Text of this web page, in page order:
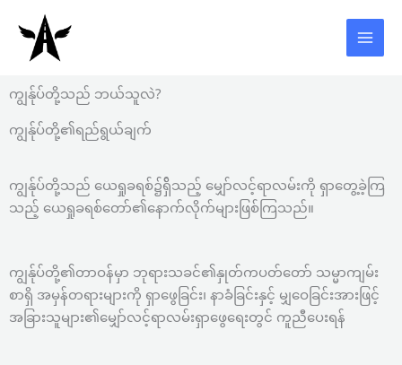
content
ကျွန်ုပ်တို့သည် ဘယ်သူလဲ?
ကျွန်ုပ်တို့၏ရည်ရွယ်ချက်
ကျွန်ုပ်တို့သည် ယေရှုခရစ်၌ရှ်ိသည့် မျှော်လင့်ရာလမ်းကို ရှာတွေ့ခဲ့ကြ
သည့် ယေရှုခရစ်တော်၏နောက်လိုက်များဖြစ်ကြသည်။
ကျွန်ုပ်တို့၏တာဝန်မှာ ဘုရားသခင်၏နှုတ်ကပတ်တော် သမ္မာကျမ်း
စာရှိ အမှန်တရားများကို ရှာဖွေခြင်း၊ နာခံခြင်းနှင့် မျှဝေခြင်းအားဖြင့်
အခြားသူများ၏မျှော်လင့်ရာလမ်းရှာဖွေရေးတွင် ကူညီပေးရန်